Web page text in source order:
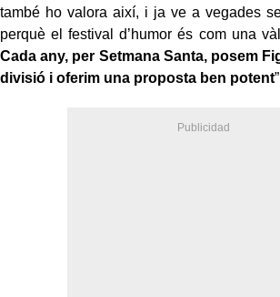
també ho valora així, i ja ve a vegades
perquè el festival d’humor és com una
Cada any, per Setmana Santa, posem
divisió i oferim una proposta ben potent